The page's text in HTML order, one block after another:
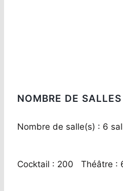
NOMBRE DE
Nombre de salle(s) : 6
Cocktail : 200 Théâtre :